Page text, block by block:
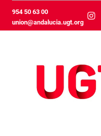
Skip to Main Content
954 50 63 00
union@andalucia.ugt.org